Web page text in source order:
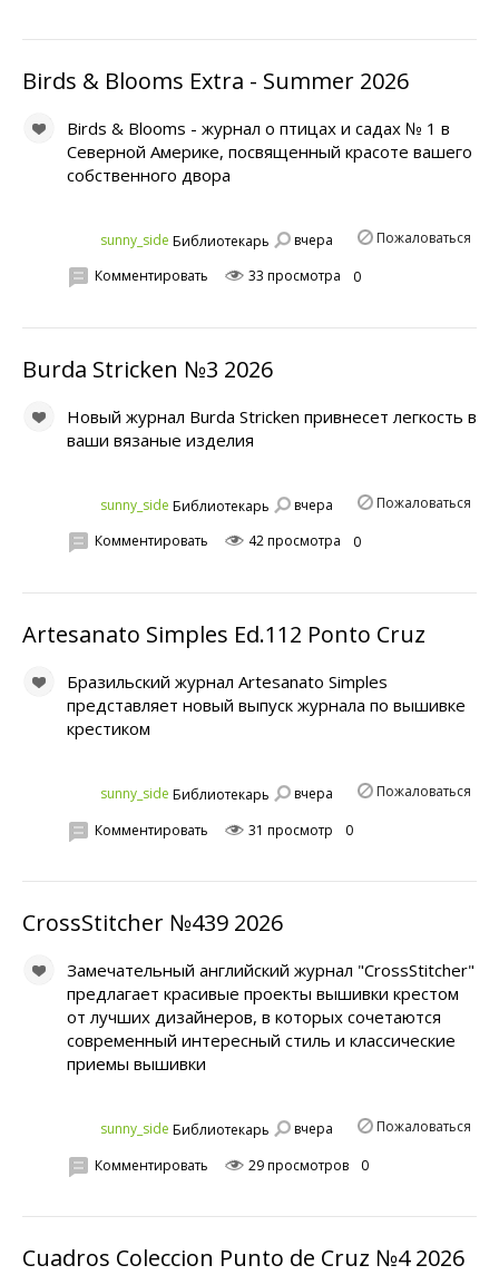
Birds & Blooms Extra - Summer 2026
Birds & Blooms - журнал о птицах и садах № 1 в
Северной Америке, посвященный красоте вашего
собственного двора
sunny_side Библиотекарь вчера Пожаловаться
Комментировать 33 просмотра 0
Burda Stricken №3 2026
Новый журнал Burda Stricken привнесет легкость в
ваши вязаные изделия
sunny_side Библиотекарь вчера Пожаловаться
Комментировать 42 просмотра 0
Artesanato Simples Ed.112 Ponto Cruz
Бразильский журнал Artesanato Simples
представляет новый выпуск журнала по вышивке
крестиком
sunny_side Библиотекарь вчера Пожаловаться
Комментировать 31 просмотр 0
CrossStitcher №439 2026
Замечательный английский журнал "CrossStitcher"
предлагает красивые проекты вышивки крестом
от лучших дизайнеров, в которых сочетаются
современный интересный стиль и классические
приемы вышивки
sunny_side Библиотекарь вчера Пожаловаться
Комментировать 29 просмотров 0
Cuadros Coleccion Punto de Cruz №4 2026